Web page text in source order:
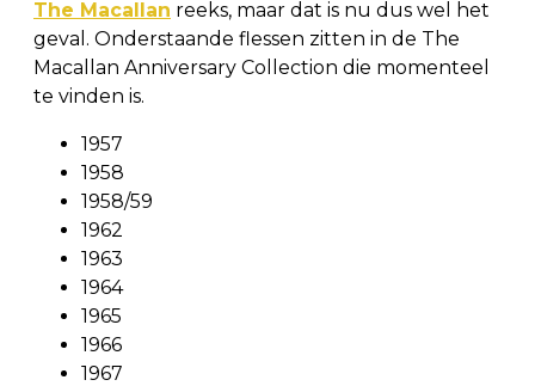
The Macallan reeks, maar dat is nu dus wel het
geval. Onderstaande flessen zitten in de The
Macallan Anniversary Collection die momenteel
te vinden is.
1957
1958
1958/59
1962
1963
1964
1965
1966
1967